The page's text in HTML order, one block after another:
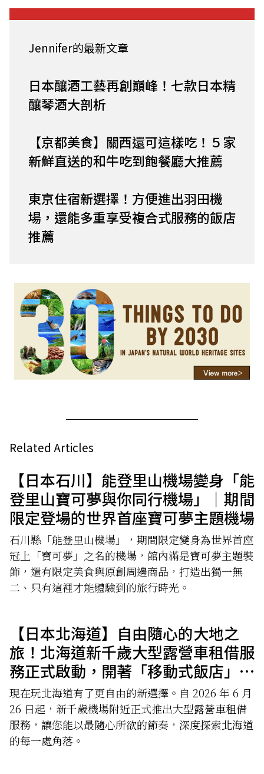
Jennifer的最新文章
日本釀酒工藝再創巔峰！七款日本精
釀琴酒大剖析
【京都美食】關西還可這樣吃！５家
新鮮直送的和牛吃到飽餐廳大推薦
東京住宿新選擇！方便進出羽田機
場，還能多重享受複合式服務的飯店
推薦
Related Articles
【日本石川】能登里山機場變身「能
登里山寶可夢與你同行機場」｜期間
限定登場的世界首座寶可夢主題機場
石川縣「能登里山機場」，期間限定變身為世界首座
冠上「寶可夢」之名的機場，館內滿是寶可夢主題裝
飾，還有限定美食與原創周邊商品，打造出獨一無
二、只有這裡才能體驗到的旅行時光。
【日本北海道】自由隨心的大地之
旅！北海道新千歲大型露營車租借服
務正式啟動，開著「移動式飯店」暢
遊北國
現在玩北海道有了更自由的新選擇。自 2026 年 6 月
26 日起，新千歲機場附近正式推出大型露營車租借
服務，讓您能以最隨心所欲的節奏，深度探索北海道
的每一處角落。